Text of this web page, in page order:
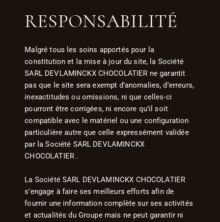
RESPONSABILITÉ
Malgré tous les soins apportés pour la
constitution et la mise à jour du site, la Société
SARL DEVLAMINCKX CHOCOLATIER ne garantit
pas que le site sera exempt d’anomalies, d’erreurs,
inexactitudes ou omissions, ni que celles-ci
pourront être corrigées, ni encore qu’il soit
compatible avec le matériel ou une configuration
particulière autre que celle expressément validée
par la Société SARL DEVLAMINCKX
CHOCOLATIER .
La Société SARL DEVLAMINCKX CHOCOLATIER
s’engage à faire ses meilleurs efforts afin de
fournir une information complète sur ses activités
et actualités du Groupe mais ne peut garantir ni